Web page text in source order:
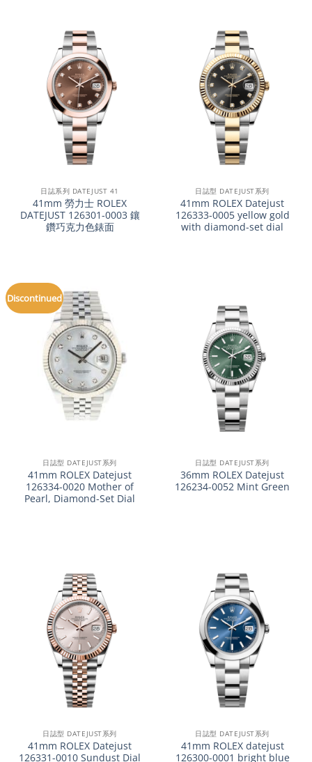
日誌系列 DATEJUST 41
41mm 勞力士 ROLEX
DATEJUST 126301-0003 鑲
鑽巧克力色錶面
日誌型 DATEJUST系列
41mm ROLEX Datejust
126333-0005 yellow gold
with diamond-set dial
Discontinued
日誌型 DATEJUST系列
41mm ROLEX Datejust
126334-0020 Mother of
Pearl, Diamond-Set Dial
日誌型 DATEJUST系列
36mm ROLEX Datejust
126234-0052 Mint Green
日誌型 DATEJUST系列
41mm ROLEX Datejust
126331-0010 Sundust Dial
日誌型 DATEJUST系列
41mm ROLEX datejust
126300-0001 bright blue